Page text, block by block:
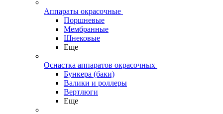
Аппараты окрасочные
Поршневые
Мембранные
Шнековые
Еще
Оснастка аппаратов окрасочных
Бункера (баки)
Валики и роллеры
Вертлюги
Еще